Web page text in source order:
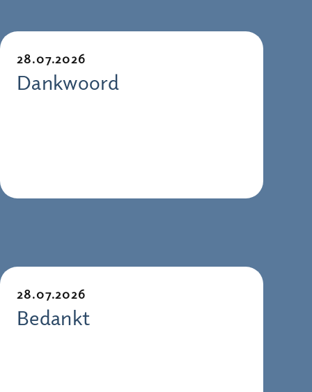
28.07.2026
Dankwoord
28.07.2026
Bedankt